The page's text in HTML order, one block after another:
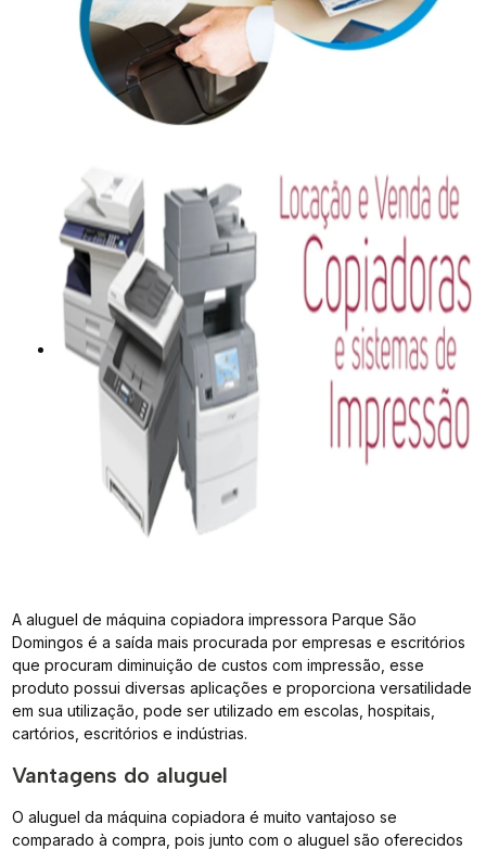
A aluguel de máquina copiadora impressora Parque São
Domingos é a saída mais procurada por empresas e escritórios
que procuram diminuição de custos com impressão, esse
produto possui diversas aplicações e proporciona versatilidade
em sua utilização, pode ser utilizado em escolas, hospitais,
cartórios, escritórios e indústrias.
Vantagens do aluguel
O aluguel da máquina copiadora é muito vantajoso se
comparado à compra, pois junto com o aluguel são oferecidos